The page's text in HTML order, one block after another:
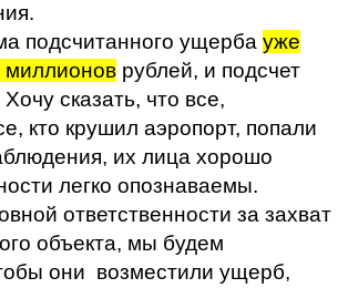
подсчитанного ущерба уже
миллионов рублей, и подсчет
сказать, что все,
кто крушил аэропорт, попали
их лица хорошо
легко опознаваемы.
ответственности за захват
объекта, мы будем
они возместили ущерб,